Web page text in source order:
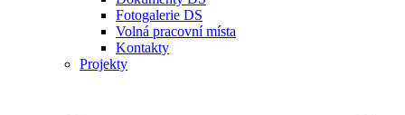
Fotogalerie DS
Volná pracovní místa
Kontakty
Projekty